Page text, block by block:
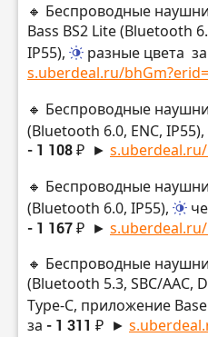
🔸 Беспроводные
Bass BS2 Lite (Bluetooth
IP55),
разные цвета за
s.uberdeal.ru/
🔸 Беспроводные
(Bluetooth 6.0, ENC, IP55),
- 1 108 ₽ ►
🔸 Беспроводные
(Bluetooth 6.0, IP55),
- 1 167 ₽ ►
🔸 Беспроводные
(Bluetooth 5.3, SBC/AAC,
Type-C, приложение
за - 1 311 ₽ ►